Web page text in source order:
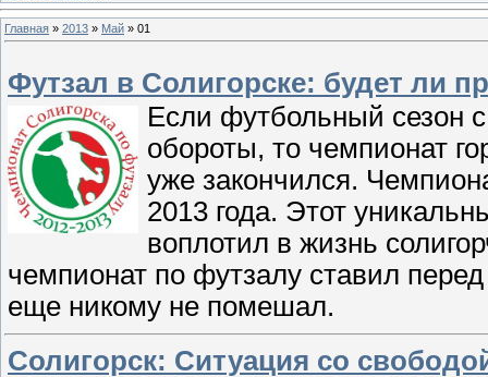
Главная » 2013 » Май » 01
Футзал в Солигорске: будет ли
Если футбольный сезон
обороты, то чемпионат
уже закончился.
2013 года. Этот
воплотил в жизнь
чемпионат по футзалу ставил
еще никому не помешал.
Солигорск: Ситуация со